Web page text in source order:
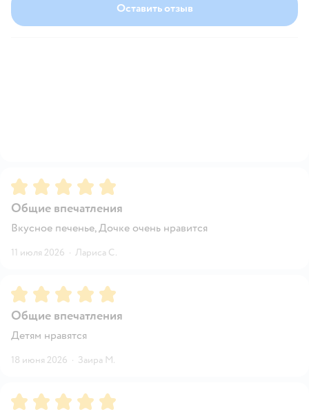
Оставить отзыв
Рейтинг:5
Общие впечатления
Вкусное печенье, Дочке очень нравится
11 июля 2026 · Лариса С.
Рейтинг:5
Общие впечатления
Детям нравятся
18 июня 2026 · Заира М.
Рейтинг:5